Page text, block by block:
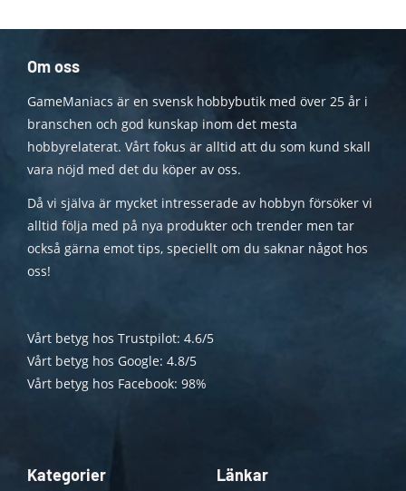
Om oss
GameManiacs är en svensk hobbybutik med över 25 år i
branschen och god kunskap inom det mesta
hobbyrelaterat. Vårt fokus är alltid att du som kund skall
vara nöjd med det du köper av oss.
Då vi själva är mycket intresserade av hobbyn försöker vi
alltid följa med på nya produkter och trender men tar
också gärna emot tips, speciellt om du saknar något hos
oss!
Vårt betyg hos Trustpilot: 4.6/5
Vårt betyg hos Google: 4.8/5
Vårt betyg hos Facebook: 98%
Kategorier Länkar